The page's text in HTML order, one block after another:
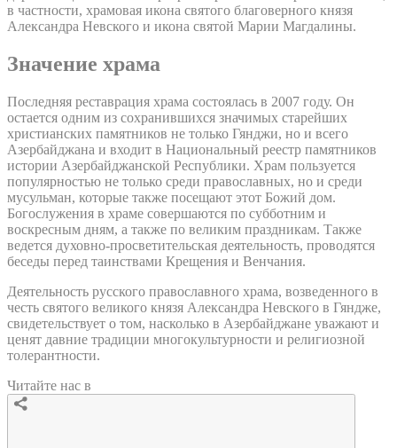
в частности, храмовая икона святого благоверного князя
Александра Невского и икона святой Марии Магдалины.
Значение храма
Последняя реставрация храма состоялась в 2007 году. Он
остается одним из сохранившихся значимых старейших
христианских памятников не только Гянджи, но и всего
Азербайджана и входит в Национальный реестр памятников
истории Азербайджанской Республики. Храм пользуется
популярностью не только среди православных, но и среди
мусульман, которые также посещают этот Божий дом.
Богослужения в храме совершаются по субботним и
воскресным дням, а также по великим праздникам. Также
ведется духовно-просветительская деятельность, проводятся
беседы перед таинствами Крещения и Венчания.
Деятельность русского православного храма, возведенного в
честь святого великого князя Александра Невского в Гяндже,
свидетельствует о том, насколько в Азербайджане уважают и
ценят давние традиции многокультурности и религиозной
толерантности.
Читайте нас в